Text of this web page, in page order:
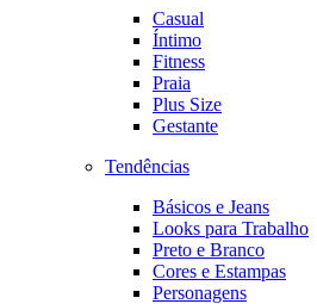
Casual
Íntimo
Fitness
Praia
Plus Size
Gestante
Tendências
Básicos e Jeans
Looks para Trabalho
Preto e Branco
Cores e Estampas
Personagens